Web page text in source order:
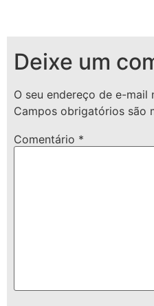
Deixe um
O seu endereço de e-mail
Campos obrigatórios são
Comentário *